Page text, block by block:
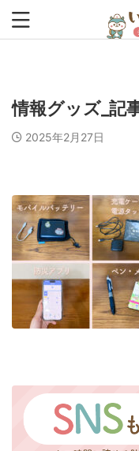
ローリングストック
停電 備蓄 収
外出中 外
暮らし方 検証
避難所 野菜
防災ポーチ 防災
情報グッズ_記
2025年2月27日